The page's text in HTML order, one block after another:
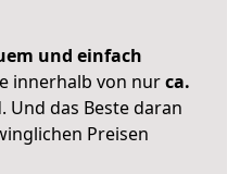
und einfach
innerhalb von nurca.
Und das Beste daran
Preisen